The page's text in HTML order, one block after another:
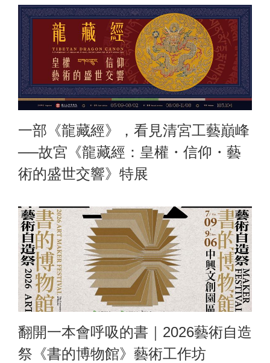
一部《龍藏經》，看見清宮工藝巔峰
──故宮《龍藏經：皇權・信仰・藝
術的盛世交響》特展
翻開一本會呼吸的書｜2026藝術自造
祭《書的博物館》藝術工作坊